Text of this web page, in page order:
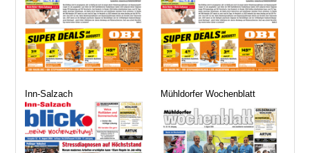
Inn-Salzach Mühldorfer Wochenblatt